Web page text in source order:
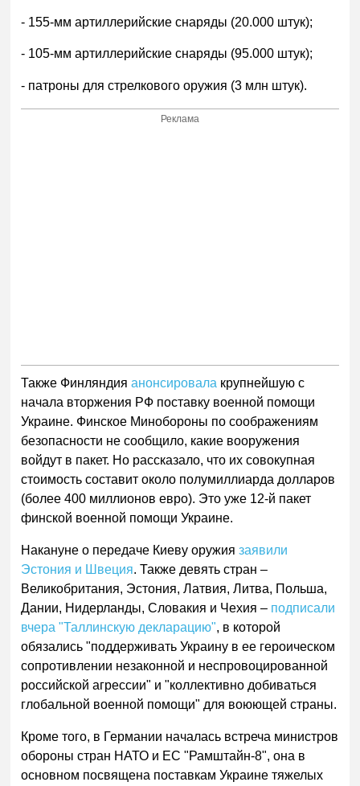
- 155-мм артиллерийские снаряды (20.000 штук);
- 105-мм артиллерийские снаряды (95.000 штук);
- патроны для стрелкового оружия (3 млн штук).
Реклама
Также Финляндияанонсировала крупнейшую с
начала вторжения РФ поставку военной помощи
Украине. Финское Минобороны по соображениям
безопасности не сообщило, какие вооружения
войдут в пакет. Но рассказало, что их совокупная
стоимость составит около полумиллиарда долларов
(более 400 миллионов евро). Это уже 12-й пакет
финской военной помощи Украине.
Накануне о передаче Киеву оружиязаявили
Эстония и Швеция. Также девять стран –
Великобритания, Эстония, Латвия, Литва, Польша,
Дании, Нидерланды, Словакия и Чехия – подписали
вчера "Таллинскую декларацию", в которой
обязались "поддерживать Украину в ее героическом
сопротивлении незаконной и неспровоцированной
российской агрессии" и "коллективно добиваться
глобальной военной помощи" для воюющей страны.
Кроме того, в Германии началась встреча министров
обороны стран НАТО и ЕС "Рамштайн-8", она в
основном посвящена поставкам Украине тяжелых